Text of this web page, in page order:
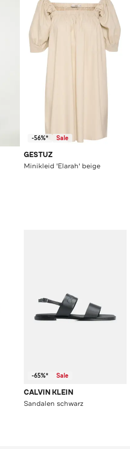
-56%* Sale
GESTUZ
Minikleid 'Elarah' beige
-65%* Sale
CALVIN KLEIN
Sandalen schwarz